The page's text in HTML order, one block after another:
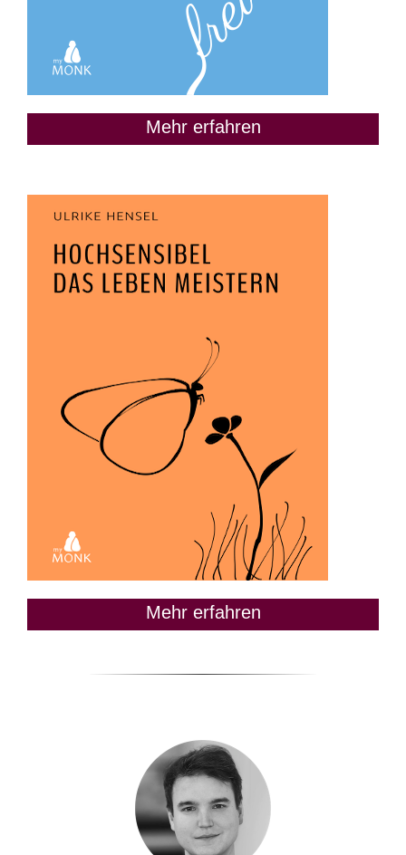
Mehr erfahren
Mehr erfahren